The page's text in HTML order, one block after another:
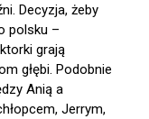
Decyzja, żeby
polsku –
grają
głębi. Podobnie
Anią a
Jerrym,